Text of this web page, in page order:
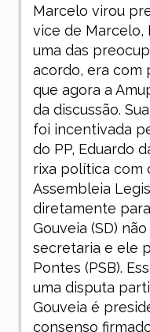
Marcelo virou
vice de Marcelo,
uma das
acordo, era com
que agora a
da discussão.
foi incentivada
do PP, Eduardo
rixa política com
Assembleia
diretamente
Gouveia (SD)
secretaria e ele
Pontes (PSB).
uma disputa
Gouveia é
consenso